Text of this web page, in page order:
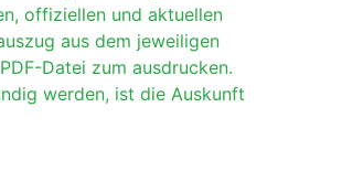
offiziellen und aktuellen
aus dem jeweiligen
Datei zum ausdrucken.
werden, ist die Auskunft